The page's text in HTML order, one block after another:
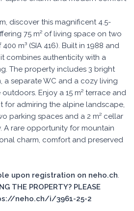
discover this magnificent 4.5-
75 m² of living space on two
m³ (SIA 416). Built in 1988 and
combines authenticity with a
The property includes 3 bright
a separate WC and a cozy living
Enjoy a 15 m² terrace and
for admiring the alpine landscape,
parking spaces and a 2 m² cellar
A rare opportunity for mountain
charm, comfort and preserved
upon registration on neho.ch.
THE PROPERTY? PLEASE
neho.ch/i/3961-25-2